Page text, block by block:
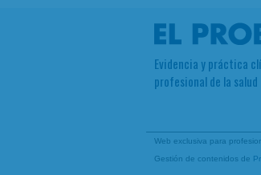
Evidencia y práctica
profesional de la salud
Web exclusiva para
Gestión de contenidos de